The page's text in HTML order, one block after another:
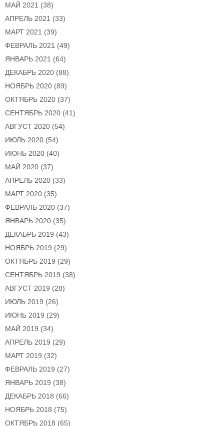
МАЙ 2021 (38)
АПРЕЛЬ 2021 (33)
МАРТ 2021 (39)
ФЕВРАЛЬ 2021 (49)
ЯНВАРЬ 2021 (64)
ДЕКАБРЬ 2020 (88)
НОЯБРЬ 2020 (89)
ОКТЯБРЬ 2020 (37)
СЕНТЯБРЬ 2020 (41)
АВГУСТ 2020 (54)
ИЮЛЬ 2020 (54)
ИЮНЬ 2020 (40)
МАЙ 2020 (37)
АПРЕЛЬ 2020 (33)
МАРТ 2020 (35)
ФЕВРАЛЬ 2020 (37)
ЯНВАРЬ 2020 (35)
ДЕКАБРЬ 2019 (43)
НОЯБРЬ 2019 (29)
ОКТЯБРЬ 2019 (29)
СЕНТЯБРЬ 2019 (38)
АВГУСТ 2019 (28)
ИЮЛЬ 2019 (26)
ИЮНЬ 2019 (29)
МАЙ 2019 (34)
АПРЕЛЬ 2019 (29)
МАРТ 2019 (32)
ФЕВРАЛЬ 2019 (27)
ЯНВАРЬ 2019 (38)
ДЕКАБРЬ 2018 (66)
НОЯБРЬ 2018 (75)
ОКТЯБРЬ 2018 (65)